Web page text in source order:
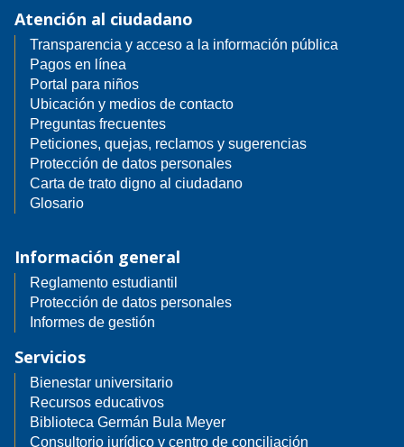
Atención al ciudadano
Transparencia y acceso a la información pública
Pagos en línea
Portal para niños
Ubicación y medios de contacto
Preguntas frecuentes
Peticiones, quejas, reclamos y sugerencias
Protección de datos personales
Carta de trato digno al ciudadano
Glosario
Información general
Reglamento estudiantil
Protección de datos personales
Informes de gestión
Servicios
Bienestar universitario
Recursos educativos
Biblioteca Germán Bula Meyer
Consultorio jurídico y centro de conciliación